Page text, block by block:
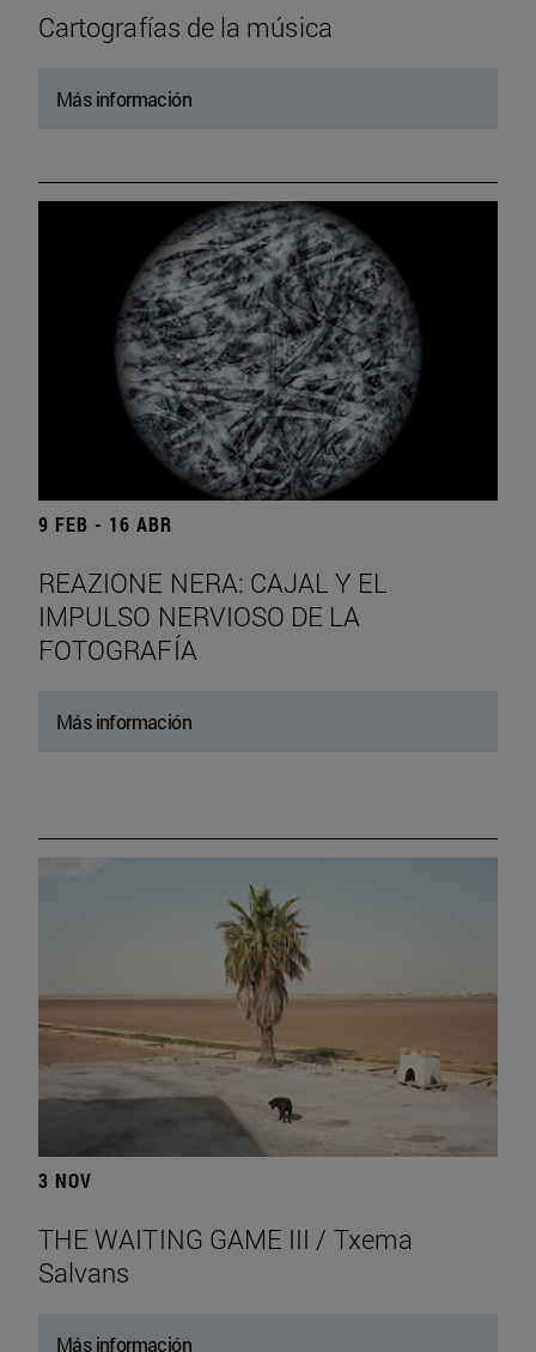
Cartografías de la música
Más información
9 FEB - 16 ABR
REAZIONE NERA: CAJAL Y EL
IMPULSO NERVIOSO DE LA
FOTOGRAFÍA
Más información
3 NOV
THE WAITING GAME III / Txema
Salvans
Más información